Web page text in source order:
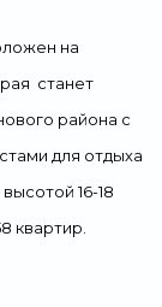
на
станет
района с
для отдыха
16-18
квартир.